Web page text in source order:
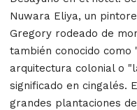
Nuwara Eliya, un
Gregory rodeado de
también conocido
arquitectura colonial o
significado en cingalés.
grandes plantaciones